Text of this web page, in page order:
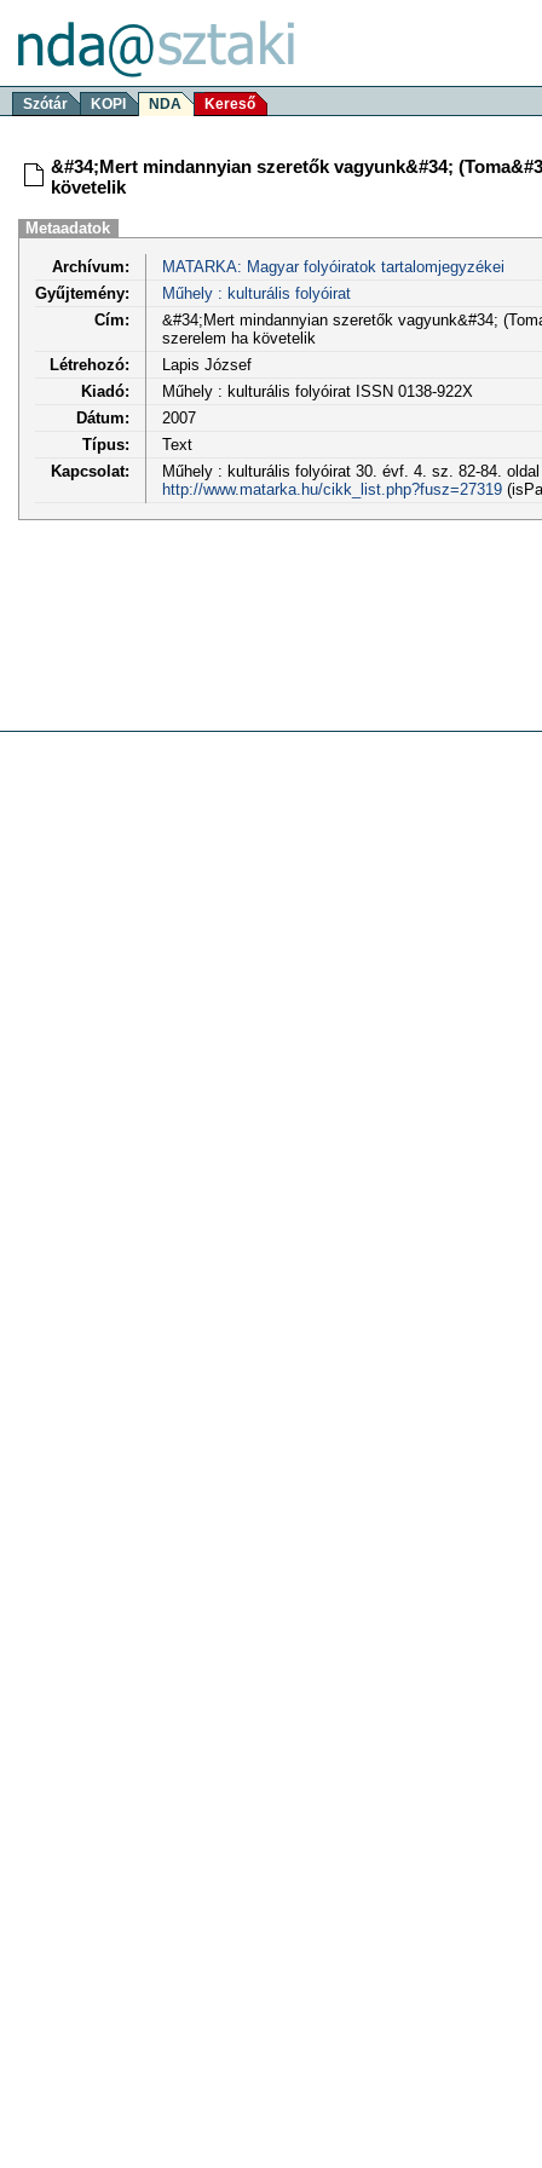
Szótár KOPI NDA Kereső
&#34;Mert mindannyian szeretők vagyunk&#34;
követelik
Metaadatok
Archívum:
MATARKA: Magyar folyóiratok tartalomjegyzékei
Gyűjtemény:
Műhely : kulturális folyóirat
Cím:
&#34;Mert mindannyian szeretők vagyunk&#34;
szerelem ha követelik
Létrehozó:
Lapis József
Kiadó:
Műhely : kulturális folyóirat ISSN 0138-922X
Dátum:
2007
Típus:
Text
Kapcsolat:
Műhely : kulturális folyóirat 30. évf. 4. sz. 82-84. oldal
http://www.matarka.hu/cikk_list.php?fusz=27319